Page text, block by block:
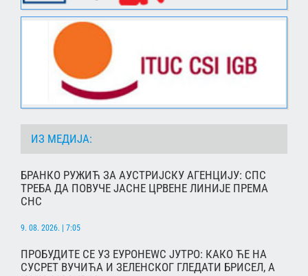
ИЗ МЕДИЈА:
БРАНКО РУЖИЋ ЗА АУСТРИЈСКУ АГЕНЦИЈУ: СПС
ТРЕБА ДА ПОВУЧЕ ЈАСНЕ ЦРВЕНЕ ЛИНИЈЕ ПРЕМА
СНС
9. 08. 2026. | 7:05
ПРОБУДИТЕ СЕ УЗ ЕУРОНЕWС ЈУТРО: КАКО ЋЕ НА
СУСРЕТ ВУЧИЋА И ЗЕЛЕНСКОГ ГЛЕДАТИ БРИСЕЛ, А